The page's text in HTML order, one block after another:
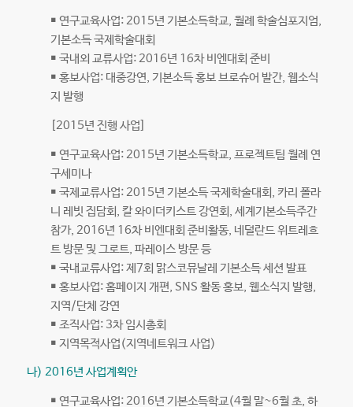
￭ 연구교육사업: 2015년 기본소득학교, 월례 학술심포지엄,
기본소득 국제학술대회
￭ 국내외 교류사업: 2016년 16차 비엔대회 준비
￭ 홍보사업: 대중강연, 기본소득 홍보 브로슈어 발간, 웹소식
지 발행
[2015년 진행 사업]
￭ 연구교육사업: 2015년 기본소득학교, 프로젝트팀 월례 연
구세미나
￭ 국제교류사업: 2015년 기본소득 국제학술대회, 카리 폴라
니 레빗 집담회, 칼 와이더키스트 강연회, 세계기본소득주간
참가, 2016년 16차 비엔대회 준비활동, 네덜란드 위트레흐
트 방문 및 그로트, 파레이스 방문 등
￭ 국내교류사업: 제7회 맑스코뮤날레 기본소득 세션 발표
￭ 홍보사업: 홈페이지 개편, SNS 활동 홍보, 웹소식지 발행,
지역/단체 강연
￭ 조직사업: 3차 임시총회
￭ 지역목적사업(지역네트워크 사업)
나) 2016년 사업계획안
￭ 연구교육사업: 2016년 기본소득학교(4월 말~6월 초, 하